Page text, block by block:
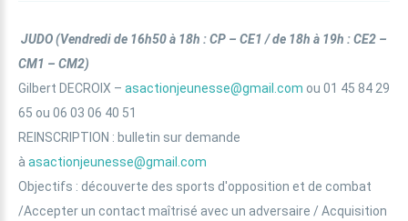
JUDO(Vendredi de 16h50 à 18h : CP – CE1 / de 18h à 19h : CE2 –
CM1 – CM2)
Gilbert DECROIX – asactionjeunesse@gmail.com ou 01 45 84 29
65 ou 06 03 06 40 51
REINSCRIPTION : bulletin sur demande
à asactionjeunesse@gmail.com
Objectifs : découverte des sports d'opposition et de combat
/Accepter un contact maîtrisé avec un adversaire / Acquisition